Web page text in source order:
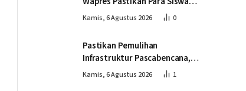
Kembali Belajar dengan Layak
Kamis, 6 Agustus 2026 0
Pastikan Pemulihan
Infrastruktur Pascabencana,
Wapres Tinjau Progres
Kamis, 6 Agustus 2026 1